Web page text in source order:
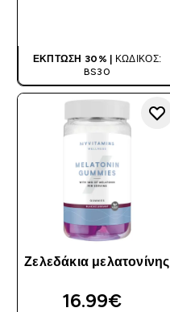
ΈΚΠΤΩΣΗ 30% |
ΚΩΔΙΚΌΣ:
BS30
Ζελεδάκια μελατονίνης
16.99€‎